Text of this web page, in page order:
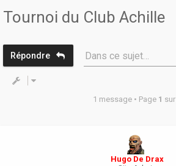
Tournoi du Club Achille
Répondre Dans ce sujet…
1 message • Page 1 sur
Hugo De Drax